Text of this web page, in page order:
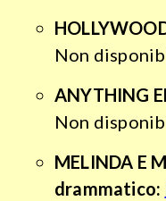
Non
ANYTHING
Non
MELINDA E
drammatico: